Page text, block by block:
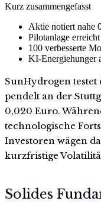
Kurz zusammengefasst
Aktie notiert nahe
Pilotanlage
100 verbesserte
KI-Energiehunger
SunHydrogen testet
pendelt an der
0,020 Euro.
technologische
Investoren wägen
kurzfristige
Solides